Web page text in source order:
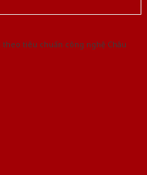
tiêu chuẩn công nghệ Châu